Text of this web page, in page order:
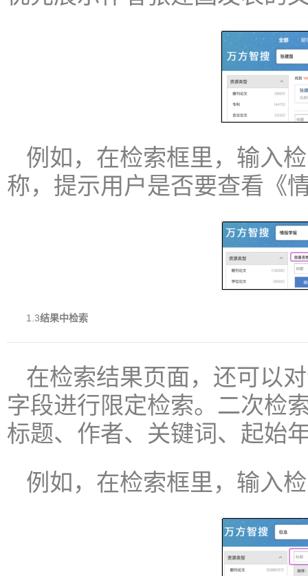
例如，在检索框里，输入
称，提示用户是否要查看《
1.3结果中检索
在检索结果页面，还可以
字段进行限定检索。二次检
标题、作者、关键词、起始
例如，在检索框里，输入